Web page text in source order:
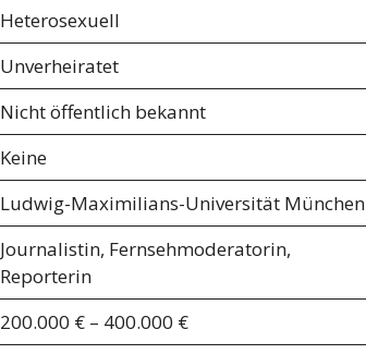
Heterosexuell
Unverheiratet
Nicht öffentlich bekannt
Keine
Ludwig-Maximilians-Universität München
Journalistin, Fernsehmoderatorin,
Reporterin
200.000 € – 400.000 €